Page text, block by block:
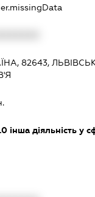
82643,
інша діяльність у